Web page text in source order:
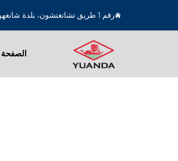
رقم 1 طريق تشانغتشون، بلدة شانغهو، سوزهو، جيانغسو، الصين
الصفحة